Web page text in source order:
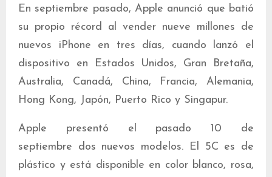
En septiembre pasado, Apple anunció que batió
su propio récord al vender nueve millones de
nuevos iPhone en tres días, cuando lanzó el
dispositivo en Estados Unidos, Gran Bretaña,
Australia, Canadá, China, Francia, Alemania,
Hong Kong, Japón, Puerto Rico y Singapur.
Apple presentó el pasado 10 de
septiembre dos nuevos modelos. El 5C es de
plástico y está disponible en color blanco, rosa,